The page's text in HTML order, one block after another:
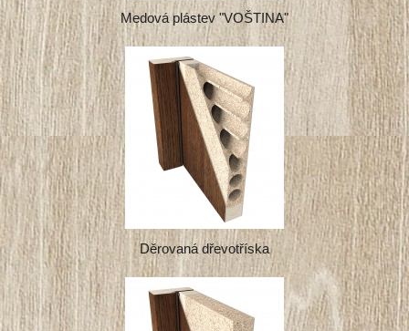
Medová plástev "VOŠTINA"
Děrovaná dřevotříska